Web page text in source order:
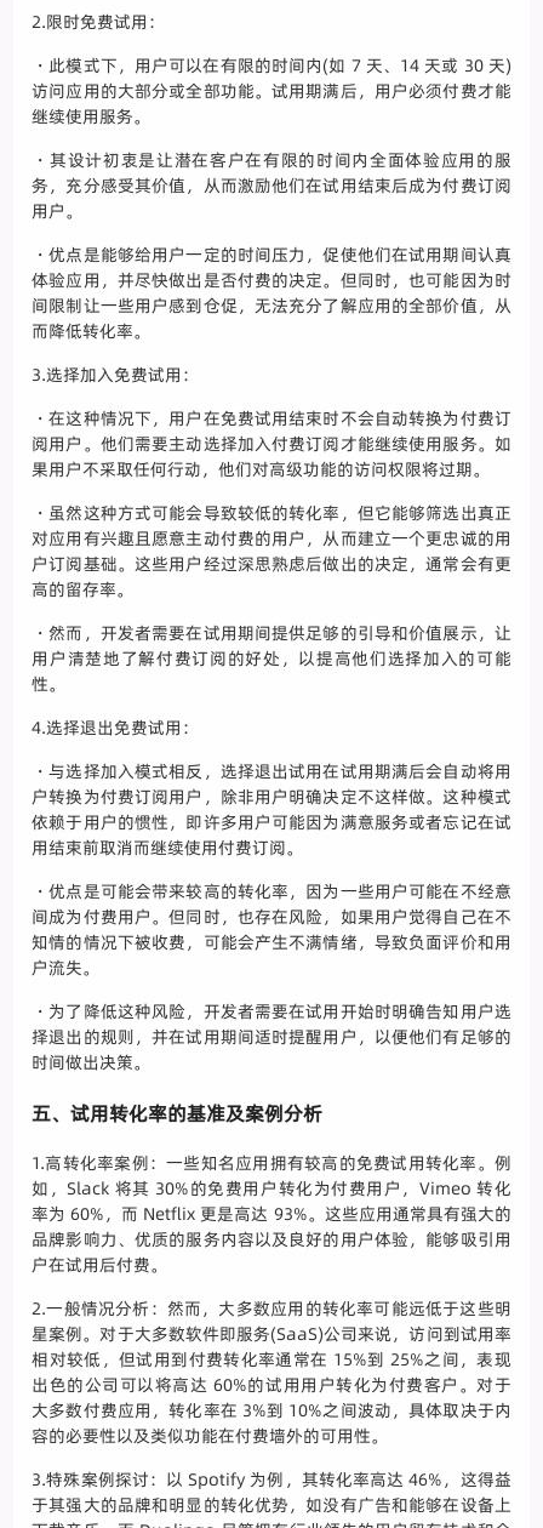
2.限时免费试用：
・此模式下，用户可以在有限的时间内(如 7 天、14 天或 30 天)
访问应用的大部分或全部功能。试用期满后，用户必须付费才能
继续使用服务。
・其设计初衷是让潜在客户在有限的时间内全面体验应用的服
务，充分感受其价值，从而激励他们在试用结束后成为付费订阅
用户。
・优点是能够给用户一定的时间压力，促使他们在试用期间认真
体验应用，并尽快做出是否付费的决定。但同时，也可能因为时
间限制让一些用户感到仓促，无法充分了解应用的全部价值，从
而降低转化率。
3.选择加入免费试用：
・在这种情况下，用户在免费试用结束时不会自动转换为付费订
阅用户。他们需要主动选择加入付费订阅才能继续使用服务。如
果用户不采取任何行动，他们对高级功能的访问权限将过期。
・虽然这种方式可能会导致较低的转化率，但它能够筛选出真正
对应用有兴趣且愿意主动付费的用户，从而建立一个更忠诚的用
户订阅基础。这些用户经过深思熟虑后做出的决定，通常会有更
高的留存率。
・然而，开发者需要在试用期间提供足够的引导和价值展示，让
用户清楚地了解付费订阅的好处，以提高他们选择加入的可能
性。
4.选择退出免费试用：
・与选择加入模式相反，选择退出试用在试用期满后会自动将用
户转换为付费订阅用户，除非用户明确决定不这样做。这种模式
依赖于用户的惯性，即许多用户可能因为满意服务或者忘记在试
用结束前取消而继续使用付费订阅。
・优点是可能会带来较高的转化率，因为一些用户可能在不经意
间成为付费用户。但同时，也存在风险，如果用户觉得自己在不
知情的情况下被收费，可能会产生不满情绪，导致负面评价和用
户流失。
・为了降低这种风险，开发者需要在试用开始时明确告知用户选
择退出的规则，并在试用期间适时提醒用户，以便他们有足够的
时间做出决策。
五、试用转化率的基准及案例分析
1.高转化率案例：一些知名应用拥有较高的免费试用转化率。例
如，Slack 将其 30%的免费用户转化为付费用户，Vimeo 转化
率为 60%，而 Netflix 更是高达 93%。这些应用通常具有强大的
品牌影响力、优质的服务内容以及良好的用户体验，能够吸引用
户在试用后付费。
2.一般情况分析：然而，大多数应用的转化率可能远低于这些明
星案例。对于大多数软件即服务(SaaS)公司来说，访问到试用率
相对较低，但试用到付费转化率通常在 15%到 25%之间，表现
出色的公司可以将高达 60%的试用用户转化为付费客户。对于
大多数付费应用，转化率在 3%到 10%之间波动，具体取决于内
容的必要性以及类似功能在付费墙外的可用性。
3.特殊案例探讨：以 Spotify 为例，其转化率高达 46%，这得益
于其强大的品牌和明显的转化优势，如没有广告和能够在设备上